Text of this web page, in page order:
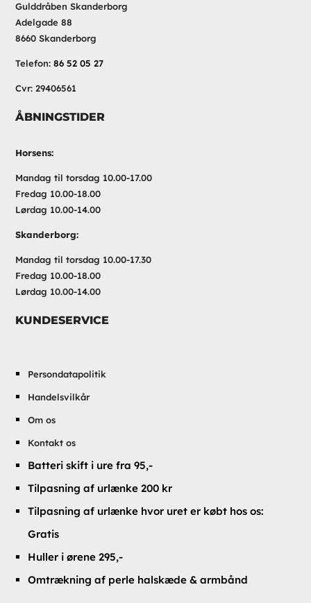
Gulddråben Skanderborg
Adelgade 88
8660 Skanderborg
Telefon:86 52 05 27
Cvr: 29406561
ÅBNINGSTIDER
Horsens:
Mandag til torsdag 10.00-17.00
Fredag 10.00-18.00
Lørdag 10.00-14.00
Skanderborg:
Mandag til torsdag 10.00-17.30
Fredag 10.00-18.00
Lørdag 10.00-14.00
KUNDESERVICE
Persondatapolitik
Handelsvilkår
Om os
Kontakt os
Batteri skift i ure fra 95,-
Tilpasning af urlænke 200 kr
Tilpasning af urlænke hvor uret er købt hos os:
Gratis
Huller i ørene 295,-
Omtrækning af perle halskæde & armbånd